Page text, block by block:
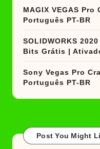
MAGIX VEGAS
Português PT-BR
SOLIDWORKS
Bits Grátis |
Sony Vegas Pro
Português PT-BR
Post You Might